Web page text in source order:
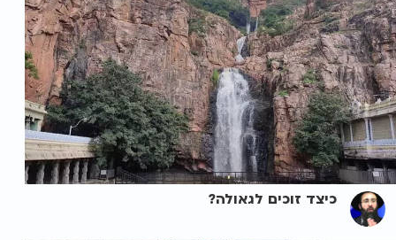
כיצד זוכים לגאולה?